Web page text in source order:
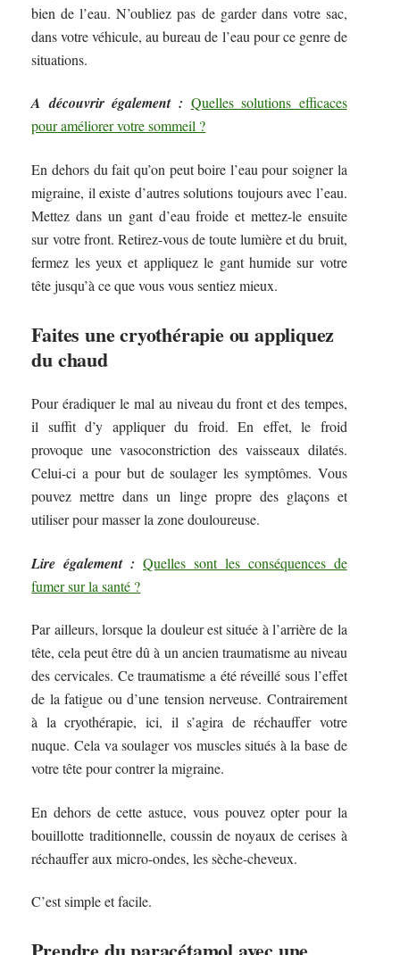
bien de l’eau. N’oubliez pas de garder dans votre sac,
dans votre véhicule, au bureau de l’eau pour ce genre de
situations.
A découvrir également : Quelles solutions efficaces
pour améliorer votre sommeil ?
En dehors du fait qu’on peut boire l’eau pour soigner la
migraine, il existe d’autres solutions toujours avec l’eau.
Mettez dans un gant d’eau froide et mettez-le ensuite
sur votre front. Retirez-vous de toute lumière et du bruit,
fermez les yeux et appliquez le gant humide sur votre
tête jusqu’à ce que vous vous sentiez mieux.
Faites une cryothérapie ou appliquez
du chaud
Pour éradiquer le mal au niveau du front et des tempes,
il suffit d’y appliquer du froid. En effet, le froid
provoque une vasoconstriction des vaisseaux dilatés.
Celui-ci a pour but de soulager les symptômes. Vous
pouvez mettre dans un linge propre des glaçons et
utiliser pour masser la zone douloureuse.
Lire également : Quelles sont les conséquences de
fumer sur la santé ?
Par ailleurs, lorsque la douleur est située à l’arrière de la
tête, cela peut être dû à un ancien traumatisme au niveau
des cervicales. Ce traumatisme a été réveillé sous l’effet
de la fatigue ou d’une tension nerveuse. Contrairement
à la cryothérapie, ici, il s’agira de réchauffer votre
nuque. Cela va soulager vos muscles situés à la base de
votre tête pour contrer la migraine.
En dehors de cette astuce, vous pouvez opter pour la
bouillotte traditionnelle, coussin de noyaux de cerises à
réchauffer aux micro-ondes, les sèche-cheveux.
C’est simple et facile.